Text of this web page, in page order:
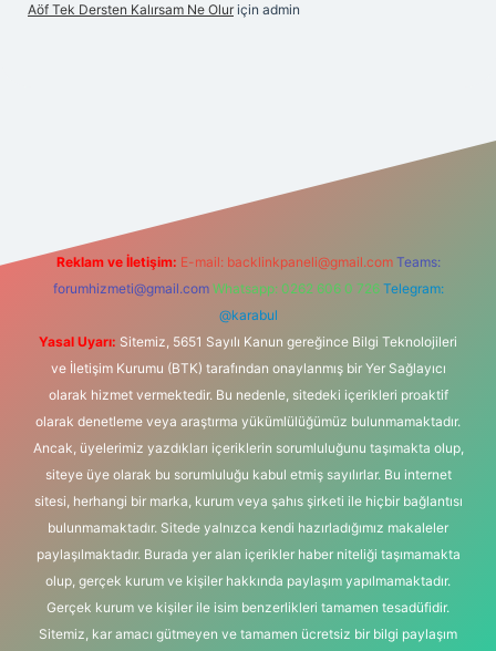
Aöf Tek Dersten Kalırsam Ne Olur için admin
Reklam ve İletişim: E-mail: backlinkpaneli@gmail.com Teams:
forumhizmeti@gmail.com Whatsapp: 0262 606 0 726 Telegram:
@karabul
Yasal Uyarı: Sitemiz, 5651 Sayılı Kanun gereğince Bilgi Teknolojileri
ve İletişim Kurumu (BTK) tarafından onaylanmış bir Yer Sağlayıcı
olarak hizmet vermektedir. Bu nedenle, sitedeki içerikleri proaktif
olarak denetleme veya araştırma yükümlülüğümüz bulunmamaktadır.
Ancak, üyelerimiz yazdıkları içeriklerin sorumluluğunu taşımakta olup,
siteye üye olarak bu sorumluluğu kabul etmiş sayılırlar. Bu internet
sitesi, herhangi bir marka, kurum veya şahıs şirketi ile hiçbir bağlantısı
bulunmamaktadır. Sitede yalnızca kendi hazırladığımız makaleler
paylaşılmaktadır. Burada yer alan içerikler haber niteliği taşımamakta
olup, gerçek kurum ve kişiler hakkında paylaşım yapılmamaktadır.
Gerçek kurum ve kişiler ile isim benzerlikleri tamamen tesadüfidir.
Sitemiz, kar amacı gütmeyen ve tamamen ücretsiz bir bilgi paylaşım